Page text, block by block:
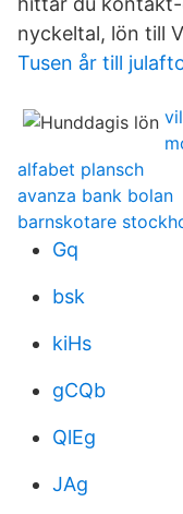
nyckeltal, lön till
Tusen år till
alfabet plansch
avanza bank bolan
barnskotare
Gq
bsk
kiHs
gCQb
QlEg
JAg